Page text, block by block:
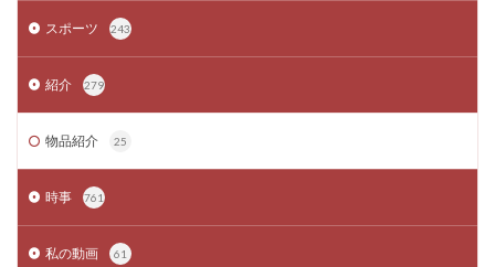
スポーツ 243
紹介 279
物品紹介 25
時事 761
私の動画 61